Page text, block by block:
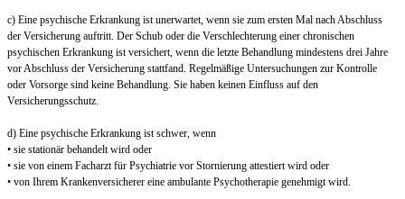
c) Eine psychische Erkrankung ist unerwartet, wenn sie zum ersten Mal nach Abschluss
der Versicherung auftritt. Der Schub oder die Verschlechterung einer chronischen
psychischen Erkrankung ist versichert, wenn die letzte Behandlung mindestens drei Jahre
vor Abschluss der Versicherung stattfand. Regelmäßige Untersuchungen zur Kontrolle
oder Vorsorge sind keine Behandlung. Sie haben keinen Einfluss auf den
Versicherungsschutz.
d) Eine psychische Erkrankung ist schwer, wenn
• sie stationär behandelt wird oder
• sie von einem Facharzt für Psychiatrie vor Stornierung attestiert wird oder
• von Ihrem Krankenversicherer eine ambulante Psychotherapie genehmigt wird.